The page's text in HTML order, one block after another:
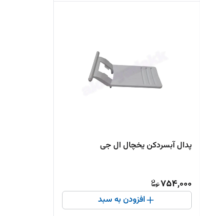
پدال آبسردکن یخچال ال جی
754,000
افزودن به سبد